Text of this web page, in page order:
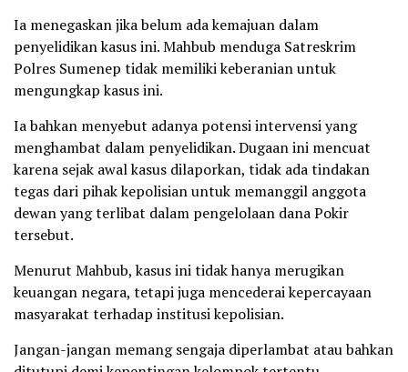
Ia menegaskan jika belum ada kemajuan dalam
penyelidikan kasus ini. Mahbub menduga Satreskrim
Polres Sumenep tidak memiliki keberanian untuk
mengungkap kasus ini.
Ia bahkan menyebut adanya potensi intervensi yang
menghambat dalam penyelidikan. Dugaan ini mencuat
karena sejak awal kasus dilaporkan, tidak ada tindakan
tegas dari pihak kepolisian untuk memanggil anggota
dewan yang terlibat dalam pengelolaan dana Pokir
tersebut.
Menurut Mahbub, kasus ini tidak hanya merugikan
keuangan negara, tetapi juga mencederai kepercayaan
masyarakat terhadap institusi kepolisian.
Jangan-jangan memang sengaja diperlambat atau bahkan